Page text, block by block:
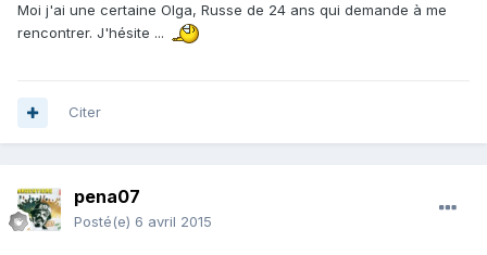
Moi j'ai une certaine Olga, Russe de 24 ans qui demande à me
rencontrer. J'hésite ...
Citer
pena07
Posté(e) 6 avril 2015